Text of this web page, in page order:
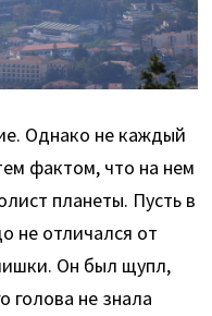
Однако не каждый
фактом, что на нем
планеты. Пусть в
не отличался от
Он был щупл,
голова не знала